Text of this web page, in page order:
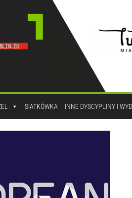
SIATKÓWKA INNE DYSCYPLINY I